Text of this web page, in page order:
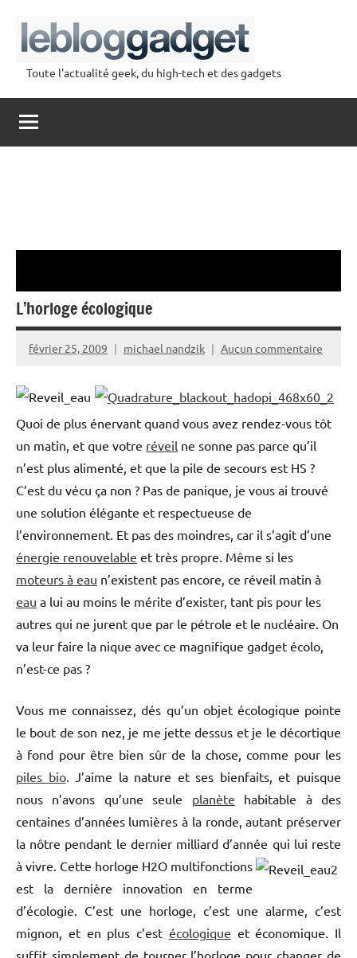
contenu
lebloggadget
Toute l'actualité geek, du high-tech et des gadgets
L’horloge écologique
février 25, 2009 michael nandzik Aucun commentaire
Quoi de plus énervant quand vous avez rendez-vous tôt
un matin, et que votre réveil ne sonne pas parce qu’il
n’est plus alimenté, et que la pile de secours est HS ?
C’est du vécu ça non ? Pas de panique, je vous ai trouvé
une solution élégante et respectueuse de
l’environnement. Et pas des moindres, car il s’agit d’une
énergie renouvelable et très propre. Même si les
moteurs à eau n’existent pas encore, ce réveil matin à
eau a lui au moins le mérite d’exister, tant pis pour les
autres qui ne jurent que par le pétrole et le nucléaire. On
va leur faire la nique avec ce magnifique gadget écolo,
n’est-ce pas ?
Vous me connaissez, dés qu’un objet écologique pointe
le bout de son nez, je me jette dessus et je le décortique
à fond pour être bien sûr de la chose, comme pour les
piles bio. J’aime la nature et ses bienfaits, et puisque
nous n’avons qu’une seule planète habitable à des
centaines d’années lumières à la ronde, autant préserver
la nôtre pendant le dernier milliard d’année qui lui reste
à vivre. Cette horloge H2O multifonctions
est la dernière innovation en terme
d’écologie. C’est une horloge, c’est une alarme, c’est
mignon, et en plus c’est écologique et économique. Il